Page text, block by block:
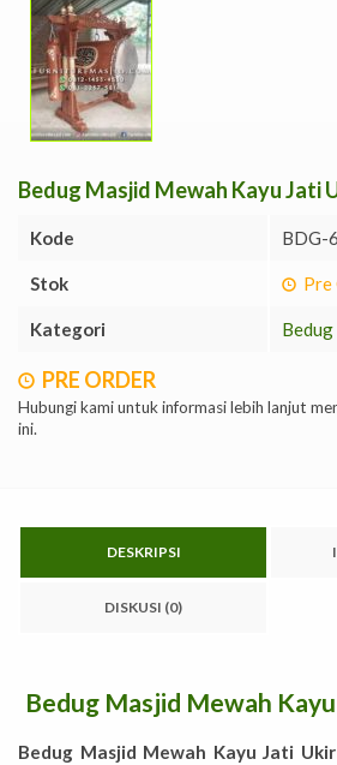
Bedug Masjid Mewah Kayu Jati
Kode BDG-6
Stok Pre
Kategori
PRE ORDER
Hubungi kami untuk informasi lebih lanjut
ini.
DESKRIPSI
DISKUSI (0)
Bedug Masjid Mewah
Bedug Masjid Mewah Kayu Jati